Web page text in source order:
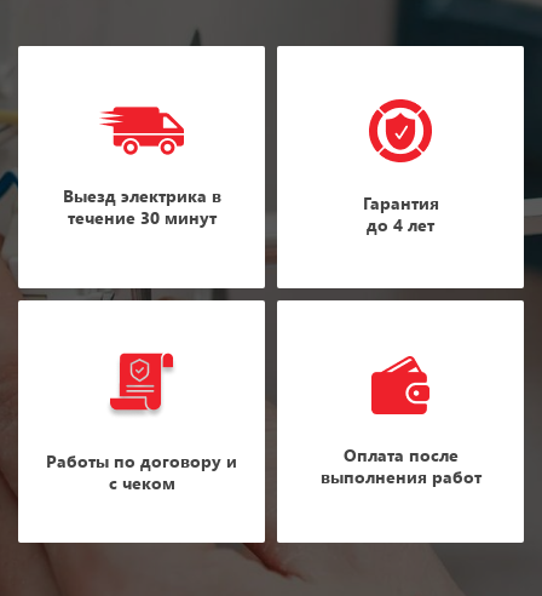
Выезд электрика в
течение 30 минут
Гарантия
до 4 лет
Работы по договору и
с чеком
Оплата после
выполнения работ